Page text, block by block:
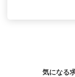
気になる